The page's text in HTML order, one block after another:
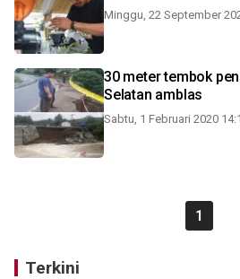
Minggu, 22 September
30 meter tembok
Selatan amblas
Sabtu, 1 Februari 2020
1
Terkini